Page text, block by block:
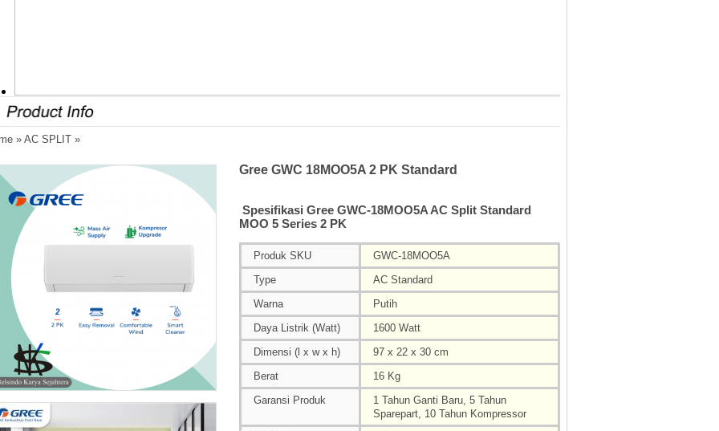
» AC SPLIT »
Gree GWC 18MOO5A 2 PK Standard
Spesifikasi Gree GWC-18MOO5A AC Split Standard
MOO 5 Series 2 PK
Produk SKU
GWC-18MOO5A
Type
AC Standard
Warna
Putih
Daya Listrik (Watt)
1600 Watt
Dimensi (l x w x h)
97 x 22 x 30 cm
Berat
16 Kg
Garansi Produk
1 Tahun Ganti Baru, 5 Tahun
Sparepart, 10 Tahun Kompressor